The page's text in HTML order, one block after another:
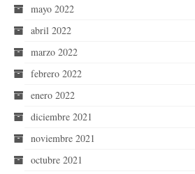
mayo 2022
abril 2022
marzo 2022
febrero 2022
enero 2022
diciembre 2021
noviembre 2021
octubre 2021